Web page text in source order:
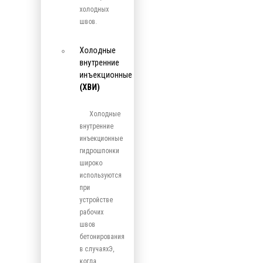
холодных
швов.
Холодные
внутренние
инъекционные
(ХВИ)
Холодные
внутренние
инъекционные
гидрошпонки
широко
используются
при
устройстве
рабочих
швов
бетонирования
в случаяхЭ,